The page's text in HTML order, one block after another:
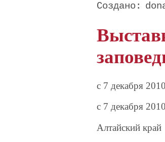
c 7 декабря
c 7 декабря
Алтайский край